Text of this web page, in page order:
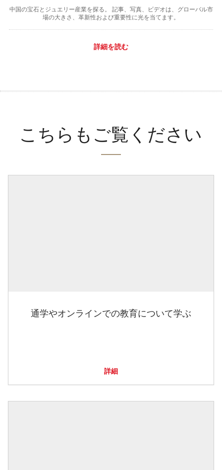
中国の宝石とジュエリー産業を探る。 記事、写真、ビデオは、グローバル市
場の大きさ、革新性および重要性に光を当てます。
詳細を読む
こちらもご覧ください
通学やオンラインでの教育について学ぶ
詳細